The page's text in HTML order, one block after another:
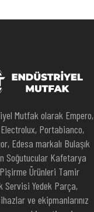
Mutfak olarak Empero,
Portabianco,
Edesa markalı Bulaşık
Soğutucular Kafetarya
Ürünleri Tamir
Servisi Yedek Parça,
ve ekipmanlarınız